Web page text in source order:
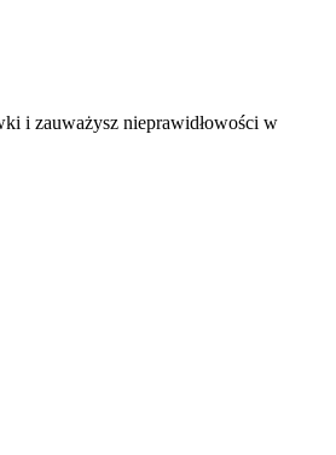
i zauważysz nieprawidłowości w